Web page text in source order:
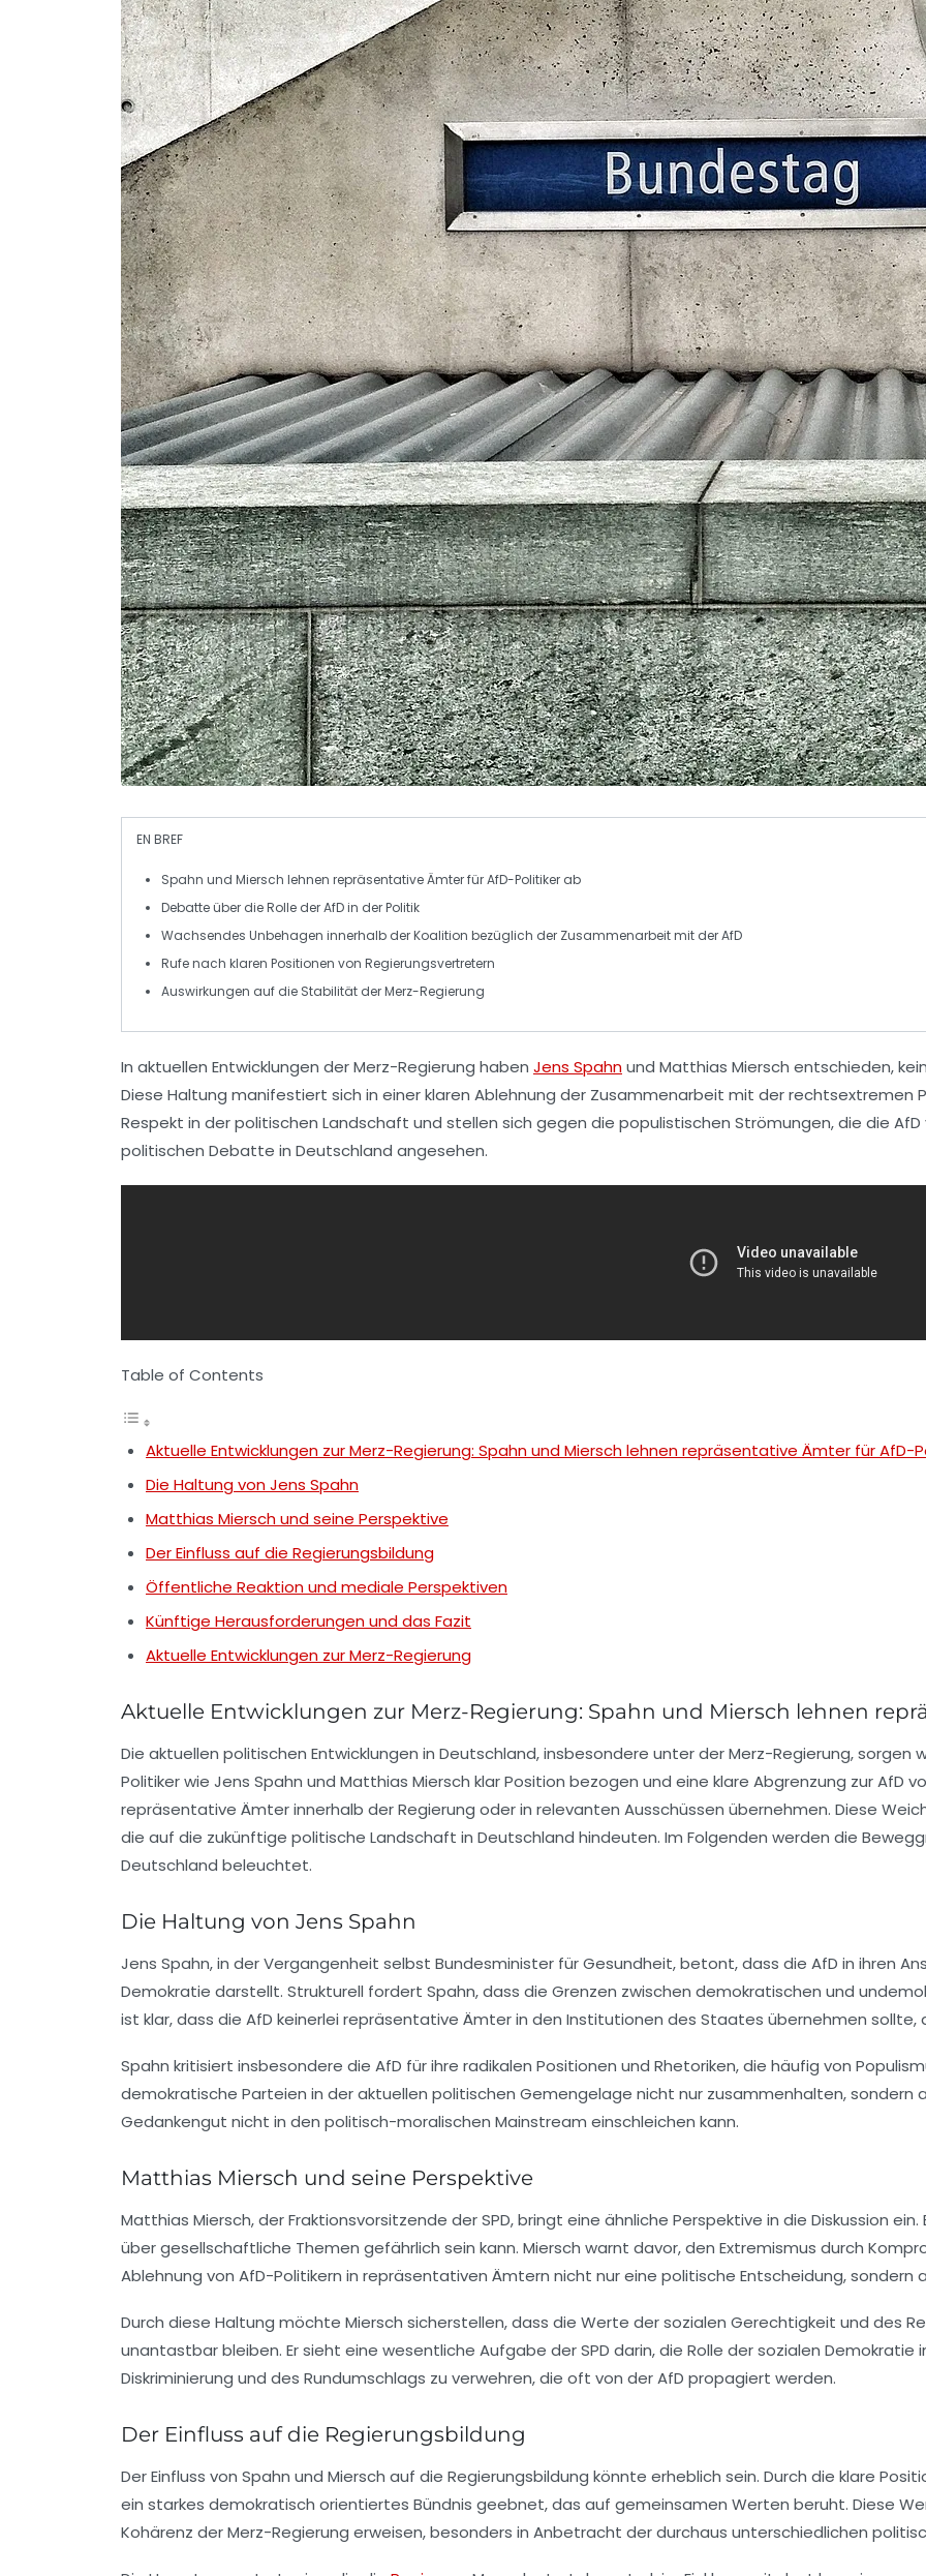
EN BREF
Spahn und Miersch lehnen repräsentative ÄmterfürAfD-Politiker ab
Debatte über die Rolle derAfDin derPolitik
Wachsendes Unbehagen innerhalb derKoalition bezüglich der Zusammenarbeit mit derAfD
Rufe nach klaren Positionen von Regierungsvertretern
Auswirkungen auf die Stabilität derMerz-Regierung
In aktuellen Entwicklungen der Merz-Regierung haben Jens Spahnund Matthias Miersch entschieden,
Diese Haltung manifestiert sich in einer klaren Ablehnung der Zusammenarbeit mit der rechtsextremen
Respekt in der politischen Landschaft und stellen sich gegen die populistischen Strömungen, die die
politischen Debatte in Deutschland angesehen.
Table of Contents
Aktuelle Entwicklungen zur Merz-Regierung: Spahn und Miersch lehnen repräsentative Ämter für AfD-
Die Haltung von Jens Spahn
Matthias Miersch und seine Perspektive
Der Einfluss auf die Regierungsbildung
Öffentliche Reaktion und mediale Perspektiven
Künftige Herausforderungen und das Fazit
Aktuelle Entwicklungen zur Merz-Regierung
Aktuelle Entwicklungen zur Merz-Regierung: Spahn und Miersch lehnen
Die aktuellen politischen Entwicklungen in Deutschland, insbesondere unter der Merz-Regierung,
Politiker wie Jens Spahn und Matthias Miersch klar Position bezogen und eine klare Abgrenzung zurAfD
repräsentative Ämter innerhalb der Regierung oder in relevanten Ausschüssen übernehmen. Diese
die auf die zukünftige politische Landschaft in Deutschland hindeuten. Im Folgenden werden die
Deutschland beleuchtet.
Die Haltung von Jens Spahn
Jens Spahn, in der Vergangenheit selbst Bundesminister für Gesundheit, betont, dass die AfD in ihren
Demokratie darstellt. Strukturell fordert Spahn, dass die Grenzen zwischen demokratischen und
ist klar, dass die AfD keinerlei repräsentative Ämter in den Institutionen des Staates übernehmen
Spahn kritisiert insbesondere die AfD für ihre radikalen Positionen und Rhetoriken, die häufig von
demokratische Parteien in der aktuellen politischen Gemengelage nicht nur zusammenhalten, sondern
Gedankengut nicht in den politisch-moralischen Mainstream einschleichen kann.
Matthias Miersch und seine Perspektive
Matthias Miersch, der Fraktionsvorsitzende der SPD, bringt eine ähnliche Perspektive in die Diskussion
über gesellschaftliche Themen gefährlich sein kann. Miersch warnt davor, den Extremismus durch
Ablehnung von AfD-Politikern in repräsentativen Ämtern nicht nur eine politische Entscheidung, sondern
Durch diese Haltung möchte Miersch sicherstellen, dass die Werte der sozialen Gerechtigkeit und des
unantastbar bleiben. Er sieht eine wesentliche Aufgabe der SPD darin, die Rolle der sozialen
Diskriminierung und des Rundumschlags zu verwehren, die oft von der AfD propagiert werden.
Der Einfluss auf die Regierungsbildung
Der Einfluss von Spahn und Miersch auf die Regierungsbildung könnte erheblich sein. Durch die klare
ein starkes demokratisch orientiertes Bündnis geebnet, das auf gemeinsamen Werten beruht. Diese
Kohärenz der Merz-Regierung erweisen, besonders in Anbetracht der durchaus unterschiedlichen